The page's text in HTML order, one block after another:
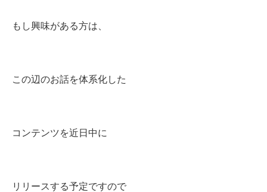
もし興味がある方は、
この辺のお話を体系化した
コンテンツを近日中に
リリースする予定ですので